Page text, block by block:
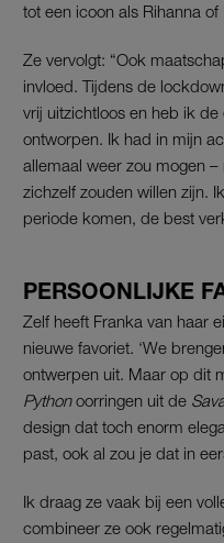
tot een icoon als Rihanna of
Ze vervolgt: “Ook
invloed. Tijdens de
vrij uitzichtloos en heb ik
ontworpen. Ik had in mijn
allemaal weer zou mogen
zichzelf zouden willen zijn.
periode komen, de best
PERSOONLIJKE
Zelf heeft Franka van haar
nieuwe favoriet. ‘We
ontwerpen uit. Maar op dit
Pythonoorringen uit de
design dat toch enorm
past, ook al zou je dat in
Ik draag ze vaak bij een
combineer ze ook